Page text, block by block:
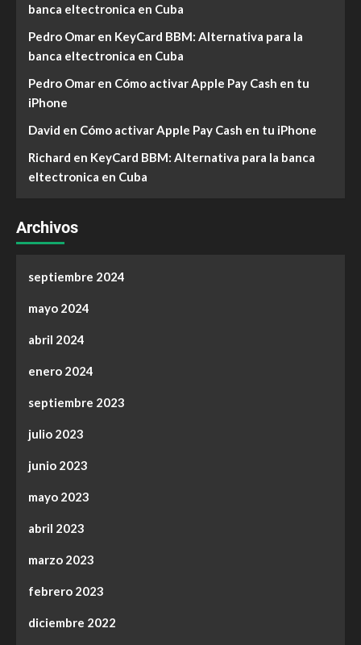
banca eltectronica en Cuba
Pedro Omar en KeyCard BBM: Alternativa para la
banca eltectronica en Cuba
Pedro Omar en Cómo activar Apple Pay Cash en tu
iPhone
David en Cómo activar Apple Pay Cash en tu iPhone
Richard en KeyCard BBM: Alternativa para la banca
eltectronica en Cuba
Archivos
septiembre 2024
mayo 2024
abril 2024
enero 2024
septiembre 2023
julio 2023
junio 2023
mayo 2023
abril 2023
marzo 2023
febrero 2023
diciembre 2022